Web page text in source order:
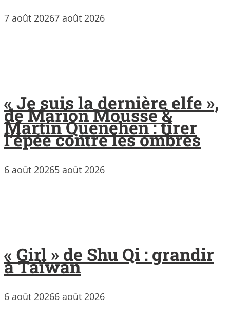
7 août 20267 août 2026
« Je suis la dernière elfe »,
de Marion Mousse &
Martin Quenehen : tirer
l’épée contre les ombres
6 août 20265 août 2026
« Girl » de Shu Qi : grandir
à Taïwan
6 août 20266 août 2026